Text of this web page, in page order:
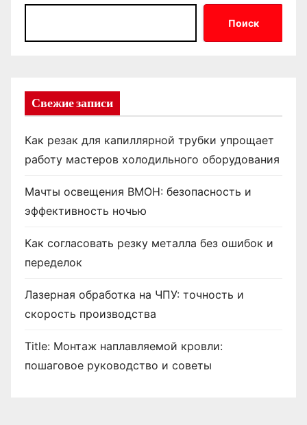
Поиск
Свежие записи
Как резак для капиллярной трубки упрощает
работу мастеров холодильного оборудования
Мачты освещения ВМОН: безопасность и
эффективность ночью
Как согласовать резку металла без ошибок и
переделок
Лазерная обработка на ЧПУ: точность и
скорость производства
Title: Монтаж наплавляемой кровли:
пошаговое руководство и советы